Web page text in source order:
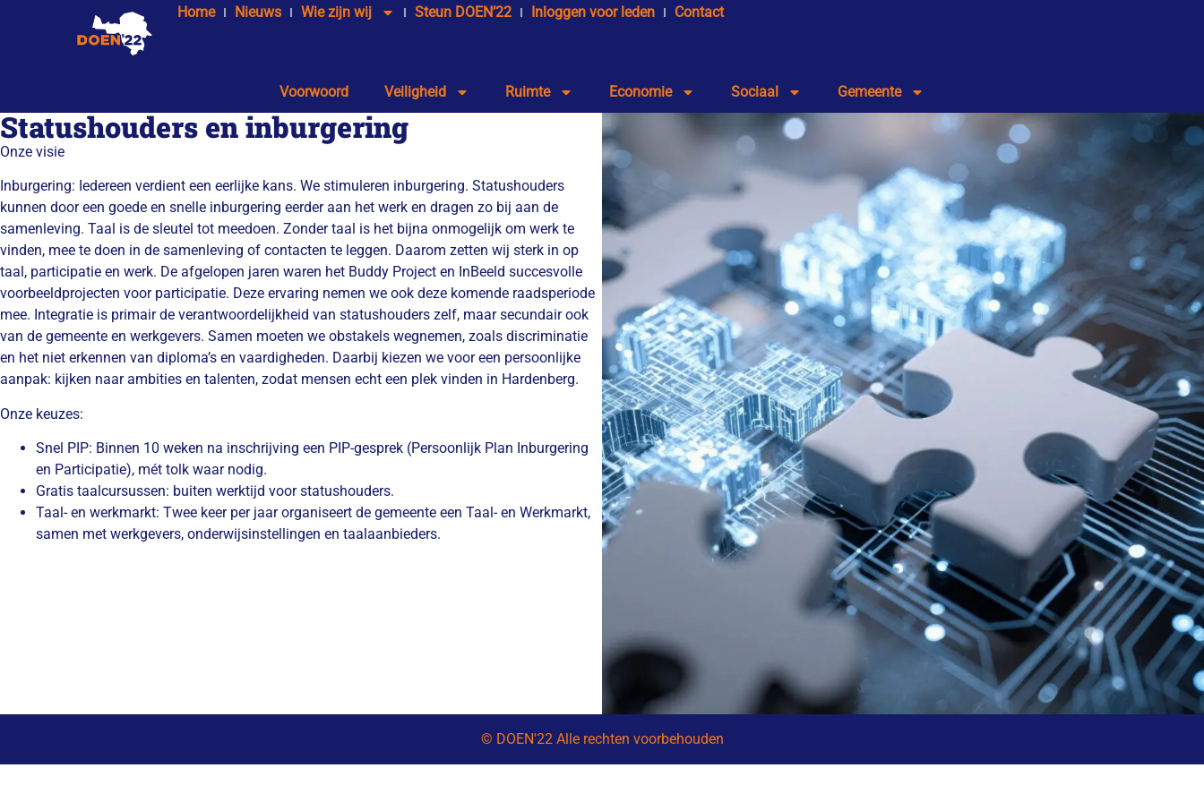
Home Nieuws Wie zijn wij Steun DOEN’22 Inloggen voor leden Contact
Voorwoord Veiligheid Ruimte Economie Sociaal Gemeente
Statushouders en inburgering
Onze visie
Inburgering: Iedereen verdient een eerlijke kans. We stimuleren inburgering. Statushouders
kunnen door een goede en snelle inburgering eerder aan het werk en dragen zo bij aan de
samenleving. Taal is de sleutel tot meedoen. Zonder taal is het bijna onmogelijk om werk te
vinden, mee te doen in de samenleving of contacten te leggen. Daarom zetten wij sterk in op
taal, participatie en werk. De afgelopen jaren waren het Buddy Project en InBeeld succesvolle
voorbeeldprojecten voor participatie. Deze ervaring nemen we ook deze komende raadsperiode
mee. Integratie is primair de verantwoordelijkheid van statushouders zelf, maar secundair ook
van de gemeente en werkgevers. Samen moeten we obstakels wegnemen, zoals discriminatie
en het niet erkennen van diploma’s en vaardigheden. Daarbij kiezen we voor een persoonlijke
aanpak: kijken naar ambities en talenten, zodat mensen echt een plek vinden in Hardenberg.
Onze keuzes:
Snel PIP: Binnen 10 weken na inschrijving een PIP-gesprek (Persoonlijk Plan Inburgering
en Participatie), mét tolk waar nodig.
Gratis taalcursussen: buiten werktijd voor statushouders.
Taal- en werkmarkt: Twee keer per jaar organiseert de gemeente een Taal- en Werkmarkt,
samen met werkgevers, onderwijsinstellingen en taalaanbieders.
© DOEN'22 Alle rechten voorbehouden